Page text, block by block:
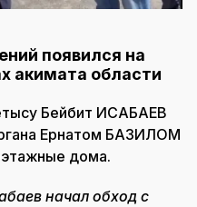
появился на
акимата области
Бейбит ИСАБАЕВ
Ернатом БАЗИЛОМ
дома.
начал обход с